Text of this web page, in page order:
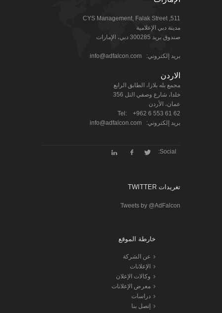
511, CYS Management, Falak Street
مدينة دبي الإعلامية
صندوق بريد 300285 دبي، الإمارات
بريد إلكتروني: info@adfalcon.com
الاردن
مجمع بله بلازا، الطابق الرابع
خلدا، شارع وصفي التل 356
عمان، الأردن
Tel: +962 6 553 61 62
بريد إلكتروني: info@adfalcon.com
Social:
تغريدات TWITTER
Tweets by @AdFalcon
خارطة الموقع
عن الشركة
الإعلانات
وكالات الإعلان
معرض الإعلانات
دراسات
إتصل بنا